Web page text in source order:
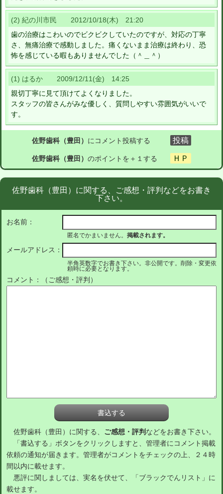
(2) 紀の川市民 2012/10/18(木) 21:20
歯の治療はこわいのでビクビクしていたのですが、対応の丁寧
さ、無痛治療で感動しました。痛くないまま治療は終わり、恐
怖を感じている暇もありませんでした（＾＿＾）
(1) はるか 2009/12/11(金) 14:25
親切丁寧に見て頂けてよくなりました。
スタッフの皆さんがみな優しく、質問しやすい雰囲気がいいで
す。
佐野歯科（豊田） にコメント投稿する
佐野歯科（豊田） のポイントを＋１する
佐野歯科（豊田）に関する、ご感想・評判などをお書き
下さい。
お名前：
匿名でかまいません。 掲載されます。
メールアドレス：
半角英数字でお書き下さい。非公開です。削除・変更依
頼時に必要となります。
コメント：（ご感想・評判）
佐野歯科（豊田）に関する、 ご感想・評判 などをお書き下さい。
「書込する」ボタンをクリックしますと、管理者にコメント掲載
依頼の通知が届きます。管理者がコメントをチェックの上、２４時
間以内に載せます。
悪評に関しましては、実名を伏せて、「ブラックでんリスト」に
載せます。